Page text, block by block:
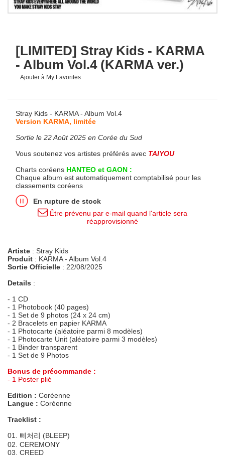
[LIMITED] Stray Kids - KARMA
- Album Vol.4 (KARMA ver.)
Ajouter à My Favorites
Stray Kids - KARMA - Album Vol.4
Version KARMA, limitée
Sortie le 22 Août 2025 en Corée du Sud
Vous soutenez vos artistes préférés avec TAIYOU
Charts coréens HANTEO et GAON :
Chaque album est automatiquement comptabilisé pour les
classements coréens
En rupture de stock
Être prévenu par e-mail quand l'article sera
réapprovisionné
Artiste : Stray Kids
Produit : KARMA - Album Vol.4
Sortie Officielle : 22/08/2025
Details :
- 1 CD
- 1 Photobook (40 pages)
- 1 Set de 9 photos (24 x 24 cm)
- 2 Bracelets en papier KARMA
- 1 Photocarte (aléatoire parmi 8 modèles)
- 1 Photocarte Unit (aléatoire parmi 3 modèles)
- 1 Binder transparent
- 1 Set de 9 Photos
Bonus de précommande :
- 1 Poster plié
Edition : Coréenne
Langue : Coréenne
Tracklist :
01. 삐처리 (BLEEP)
02. CEREMONY
03. CREED